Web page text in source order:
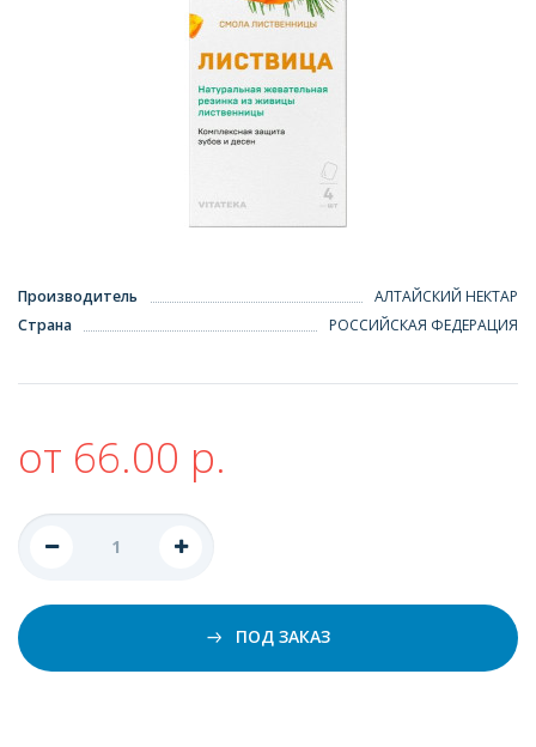
Производитель
АЛТАЙСКИЙ НЕКТАР
Страна
РОССИЙСКАЯ ФЕДЕРАЦИЯ
от 66.00 р.
ПОД ЗАКАЗ